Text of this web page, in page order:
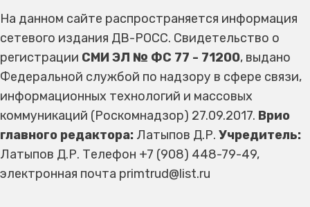
На данном сайте распространяется информация
сетевого издания ДВ-РОСС. Свидетельство о
регистрации СМИ ЭЛ № ФС 77 - 71200, выдано
Федеральной службой по надзору в сфере связи,
информационных технологий и массовых
коммуникаций (Роскомнадзор) 27.09.2017. Врио
главного редактора: Латыпов Д.Р. Учредитель:
Латыпов Д.Р. Телефон +7 (908) 448-79-49,
электронная почта primtrud@list.ru